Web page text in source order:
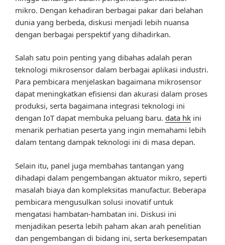
mikro. Dengan kehadiran berbagai pakar dari belahan
dunia yang berbeda, diskusi menjadi lebih nuansa
dengan berbagai perspektif yang dihadirkan.
Salah satu poin penting yang dibahas adalah peran
teknologi mikrosensor dalam berbagai aplikasi industri.
Para pembicara menjelaskan bagaimana mikrosensor
dapat meningkatkan efisiensi dan akurasi dalam proses
produksi, serta bagaimana integrasi teknologi ini
dengan IoT dapat membuka peluang baru. data hk ini
menarik perhatian peserta yang ingin memahami lebih
dalam tentang dampak teknologi ini di masa depan.
Selain itu, panel juga membahas tantangan yang
dihadapi dalam pengembangan aktuator mikro, seperti
masalah biaya dan kompleksitas manufactur. Beberapa
pembicara mengusulkan solusi inovatif untuk
mengatasi hambatan-hambatan ini. Diskusi ini
menjadikan peserta lebih paham akan arah penelitian
dan pengembangan di bidang ini, serta berkesempatan